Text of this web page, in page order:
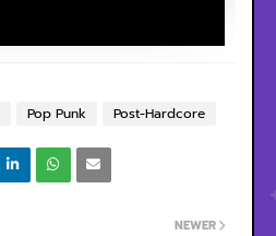
Pop Punk Post-Hardcore
NEWER